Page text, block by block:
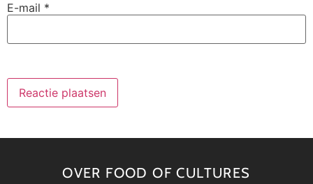
E-mail *
OVER FOOD OF CULTURES